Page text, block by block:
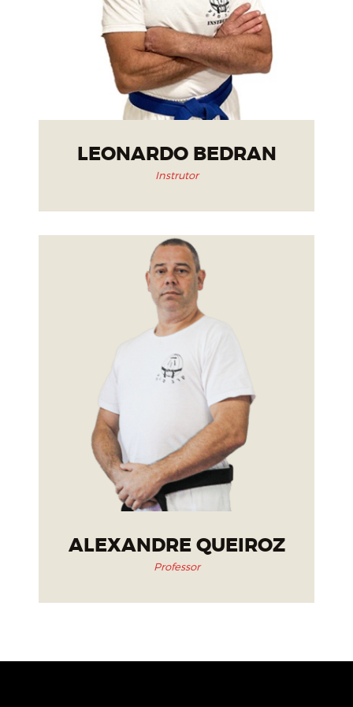
LEONARDO BEDRAN
Instrutor
ALEXANDRE QUEIROZ
Professor